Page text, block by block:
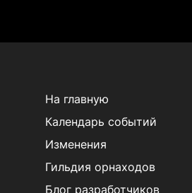
На главную
Календарь событий
Изменения
Гильдия орнаходов
Блог разработчиков